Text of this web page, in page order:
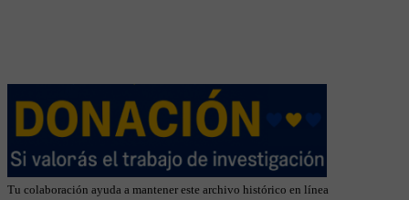
Tu colaboración ayuda a mantener este archivo histórico en línea